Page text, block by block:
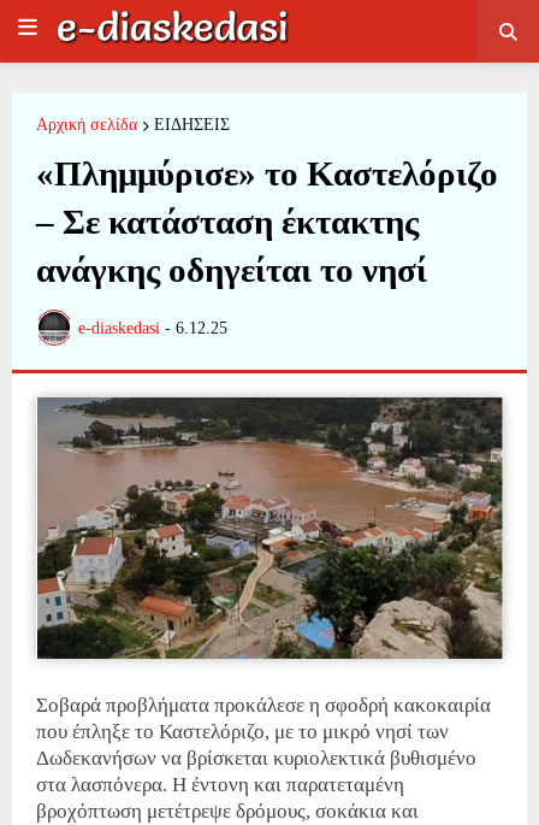
Αρχική σελίδα ΕΙΔΗΣΕΙΣ
«Πλημμύρισε» το Καστελόριζο
– Σε κατάσταση έκτακτης
ανάγκης οδηγείται το νησί
e-diaskedasi - 6.12.25
Σοβαρά προβλήματα προκάλεσε η σφοδρή κακοκαιρία
που έπληξε το Καστελόριζο, με το μικρό νησί των
Δωδεκανήσων να βρίσκεται κυριολεκτικά βυθισμένο
στα λασπόνερα. Η έντονη και παρατεταμένη
βροχόπτωση μετέτρεψε δρόμους, σοκάκια και